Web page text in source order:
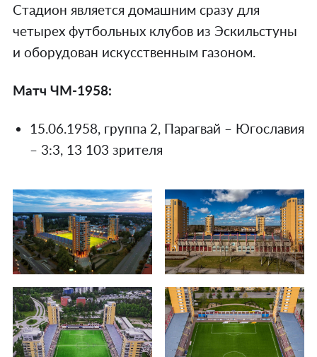
Стадион является домашним сразу для
четырех футбольных клубов из Эскильстуны
и оборудован искусственным газоном.
Матч ЧМ-1958:
15.06.1958, группа 2, Парагвай – Югославия
– 3:3, 13 103 зрителя